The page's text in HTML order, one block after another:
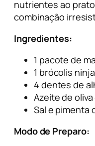
nutrientes ao
combinação
Ingredientes:
1 pacote de
1 brócolis
4 dentes de
Azeite de
Sal e pimenta
Modo de Preparo: